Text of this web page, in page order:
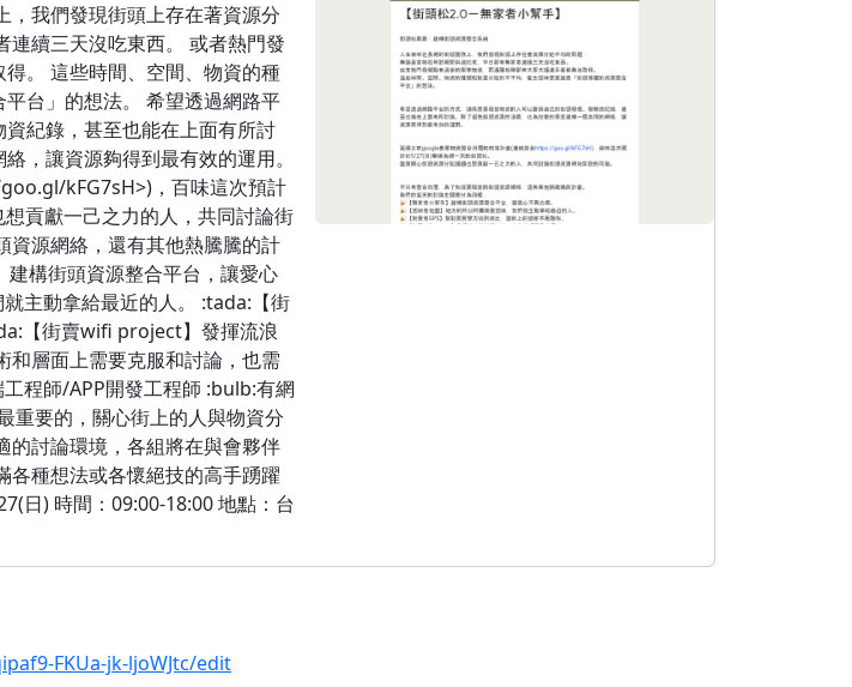
，我們發現街頭上存在著資源分
連續三天沒吃東西。 或者熱門發
。 這些時間、空間、物資的種
台」的想法。 希望透過網路平
紀錄，甚至也能在上面有所討
，讓資源夠得到最有效的運用。
kFG7sH>)，百味這次預計
貢獻一己之力的人，共同討論街
資源網絡，還有其他熱騰騰的計
構街頭資源整合平台，讓愛心
主動拿給最近的人。 :tada:【街
【街賣wifi project】發揮流浪
和層面上需要克服和討論，也需
程師/APP開發工程師 :bulb:有網
重要的，關心街上的人與物資分
的討論環境，各組將在與會夥伴
各種想法或各懷絕技的高手踴躍
日) 時間：09:00-18:00 地點：台
FKUa-jk-ljoWJtc/edit